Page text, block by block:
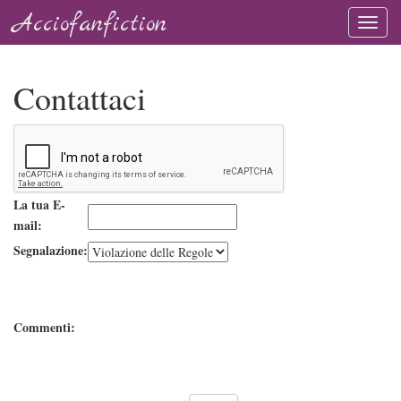
Acciofanfiction
Contattaci
La tua E-
mail:
Segnalazione:
Commenti: